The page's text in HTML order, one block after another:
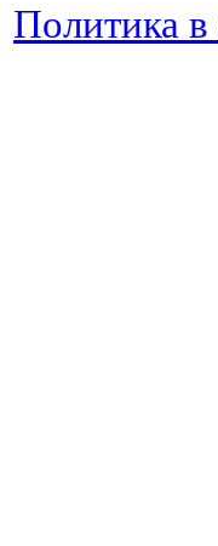
Политика